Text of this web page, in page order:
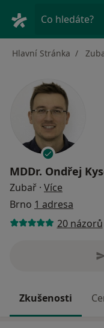
Co hledáte?
Hlavní Stránka
MDDr. Ondřej
Zubař · Více
Brno 1 adresa
20 názorů
Zkušenosti